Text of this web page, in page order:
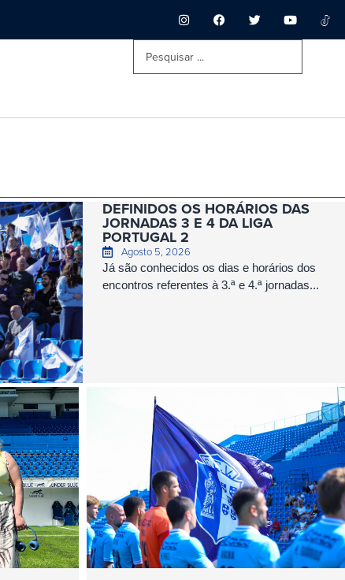
DEFINIDOS OS HORÁRIOS DAS
JORNADAS 3 E 4 DA LIGA
PORTUGAL 2
Agosto 5, 2026
Já são conhecidos os dias e horários dos
encontros referentes à 3.ª e 4.ª jornadas...